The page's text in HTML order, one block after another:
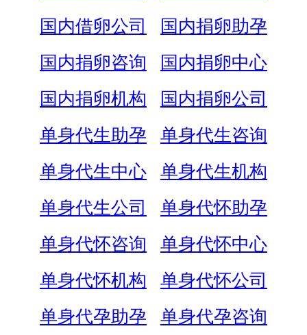
国内借卵公司
国内捐卵助孕
国内捐卵咨询
国内捐卵中心
国内捐卵机构
国内捐卵公司
单身代生助孕
单身代生咨询
单身代生中心
单身代生机构
单身代生公司
单身代怀助孕
单身代怀咨询
单身代怀中心
单身代怀机构
单身代怀公司
单身代孕助孕
单身代孕咨询